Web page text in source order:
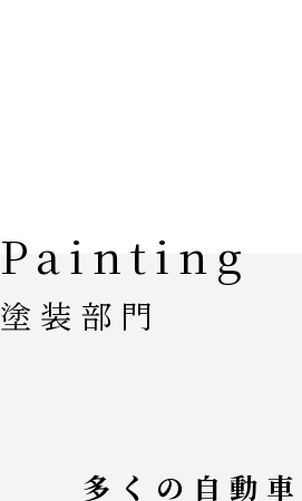
Painting
塗装部門
多くの自動